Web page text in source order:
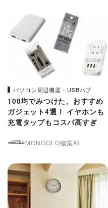
パソコン周辺機器・USBハブ
100均でみつけた、おすすめ
ガジェット4選！ イヤホンも
充電タップもコスパ高すぎ
MONOQLO編集部